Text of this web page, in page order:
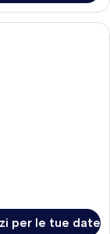
camera d'albergo
per le tue date